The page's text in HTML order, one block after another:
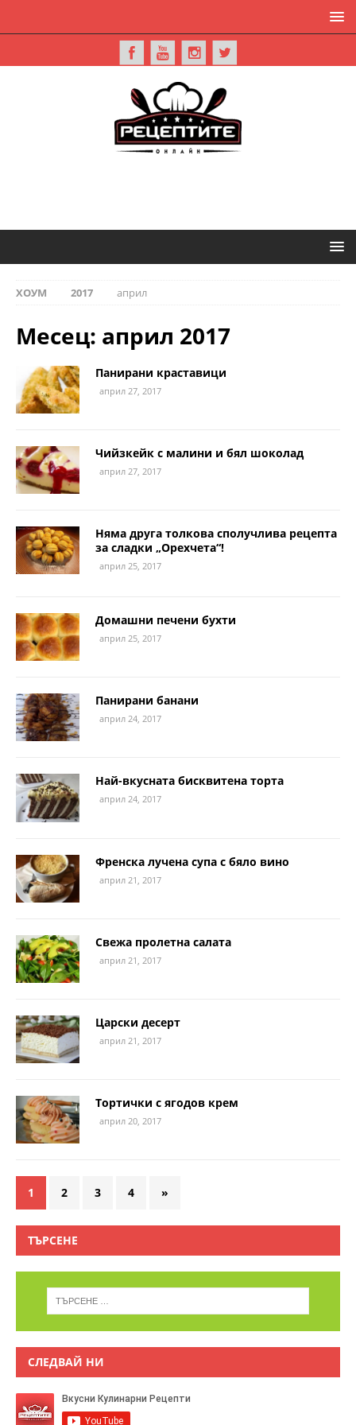
ХОУМ 2017 април
Месец: април 2017
Панирани краставици
април 27, 2017
Чийзкейк с малини и бял шоколад
април 27, 2017
Няма друга толкова сполучлива рецепта
за сладки „Орехчета“!
април 25, 2017
Домашни печени бухти
април 25, 2017
Панирани банани
април 24, 2017
Най-вкусната бисквитена торта
април 24, 2017
Френска лучена супа с бяло вино
април 21, 2017
Свежа пролетна салата
април 21, 2017
Царски десерт
април 21, 2017
Тортички с ягодов крем
април 20, 2017
1 2 3 4 »
ТЪРСЕНЕ
СЛЕДВАЙ НИ